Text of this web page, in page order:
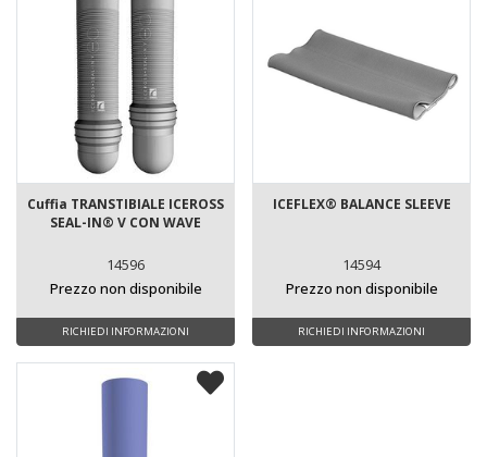
Cuffia TRANSTIBIALE ICEROSS
SEAL-IN® V CON WAVE
14596
Prezzo non disponibile
RICHIEDI INFORMAZIONI
ICEFLEX® BALANCE SLEEVE
14594
Prezzo non disponibile
RICHIEDI INFORMAZIONI